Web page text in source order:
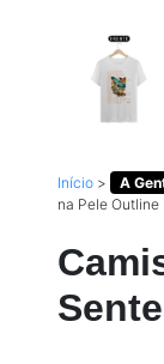
Início > A
na Pele Outline